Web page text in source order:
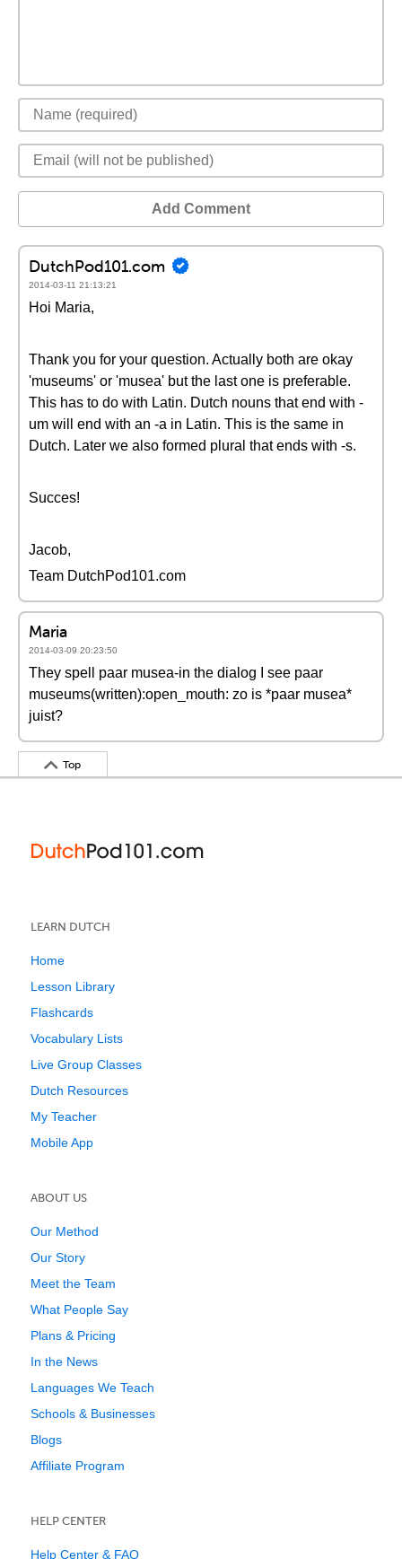
Add Comment
DutchPod101.com
2014-03-11 21:13:21
Hoi Maria,
Thank you for your question. Actually both are okay
'museums' or 'musea' but the last one is preferable.
This has to do with Latin. Dutch nouns that end with -
um will end with an -a in Latin. This is the same in
Dutch. Later we also formed plural that ends with -s.
Succes!
Jacob,
Team DutchPod101.com
Maria
2014-03-09 20:23:50
They spell paar musea-in the dialog I see paar
museums(written):open_mouth: zo is *paar musea*
juist?
Top
LEARN DUTCH
Home
Lesson Library
Flashcards
Vocabulary Lists
Live Group Classes
Dutch Resources
My Teacher
Mobile App
ABOUT US
Our Method
Our Story
Meet the Team
What People Say
Plans & Pricing
In the News
Languages We Teach
Schools & Businesses
Blogs
Affiliate Program
HELP CENTER
Help Center & FAQ